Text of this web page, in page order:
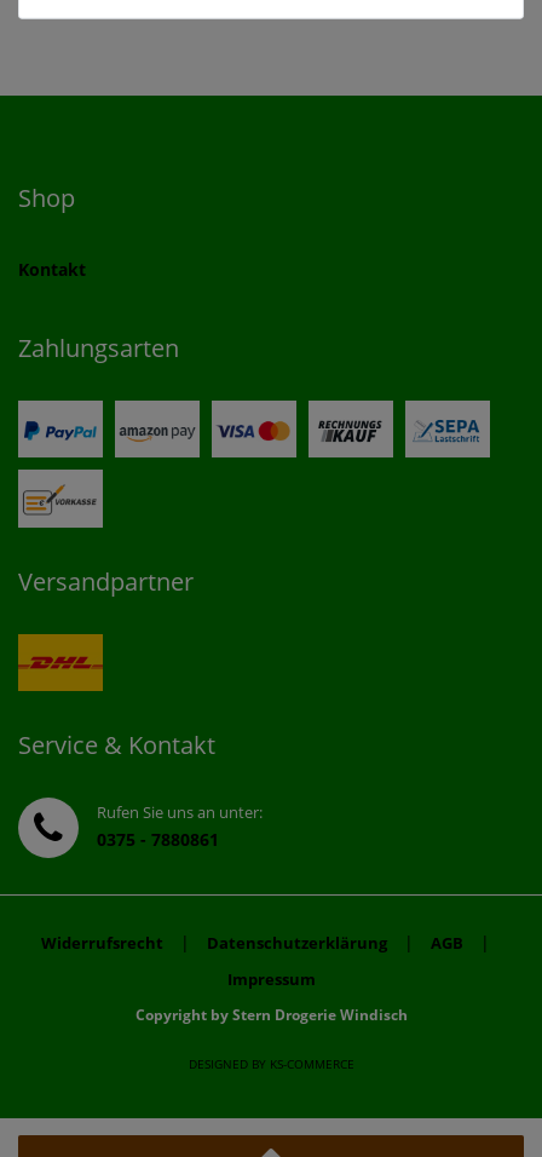
Shop
Kontakt
Zahlungsarten
Versandpartner
Service & Kontakt
Rufen Sie uns an unter:
0375 - 7880861
Widerrufsrecht | Datenschutzerklärung | AGB |
Impressum
Copyright by Stern Drogerie Windisch
DESIGNED BY KS-COMMERCE